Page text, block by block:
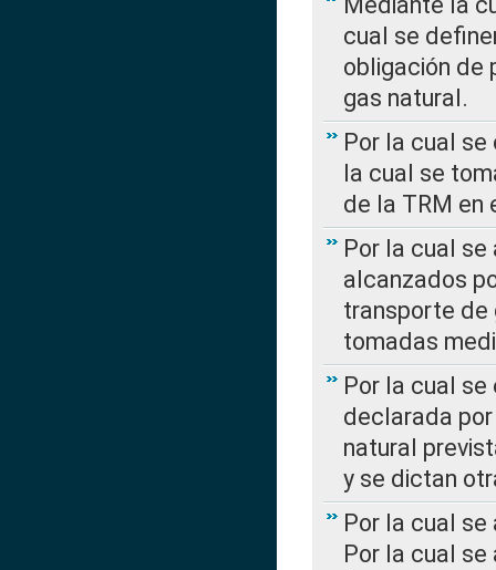
cual se
obligación de
gas natural.
Por la cual se
la cual se
de la TRM en
Por la cual
alcanzados
transporte de
tomadas
Por la cual
declarada
natural
y se dictan
Por la cual se
Por la cual